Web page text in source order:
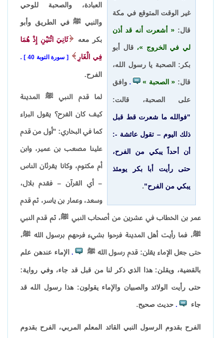
غير الوقت المتوقع في مكة
قال: أشعرت أنه قد أذن
لي في الخروج ، قال أبو
بكر: الصحبة يا رسول الله،
قال: الصحبة . وافق
على الصحبة، قالت:
"فوالله ما شعرت قط قبل
ذلك اليوم – تقول عائشة -:
أن أحداً يبكي من الفرح،
حتى رأيت أبا بكر يومئذ
يبكي من الفرح".
العبادة، والصحبة للوحي
والنبي ﷺ في الطريق وأبو
بكر معه ثَانِيَ اثْنَيْنِ إِذْ هُمَا
فِي الْغَارِ سورة التوبة 40 .
الفرح.
لما قدم النبي ﷺ المدينة
كيف كان الفرح؟ يقول البراء
كما في البخاري: "أول من قدم
علينا مصعب بن عمير، وابن
أم مكتوم، وكانا يقرئان الناس
– أي القرآن – فقدم بلال،
وسعد، وعمار بن ياسر، ثم قدم
عمر بن الخطاب في عشرين من أصحاب النبي ﷺ، ثم قدم النبي
ﷺ، فما رأيت أهل المدينة فرحوا بشيء فرحهم برسول الله ﷺ،
حتى جعل الإماء يقلن: قدم رسول الله ﷺ . الإماء عندهن علم
بالقضية، ويقلن: هذا الذي ذكر لنا من قبل قد جاء، وفي رواية:
حتى رأيت الولائد والصبيان والإماء يقولون: هذا رسول الله قد
جاء . حديث صحيح.
الفرح بقدوم الرسول النبي القائد المعلم المربي، الفرح بقدوم